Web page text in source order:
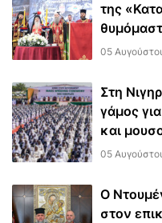
της
05
Στη
γάμος
και
05
Ο
στον